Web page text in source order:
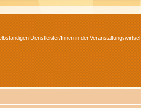
Dienstleister/Innen in der